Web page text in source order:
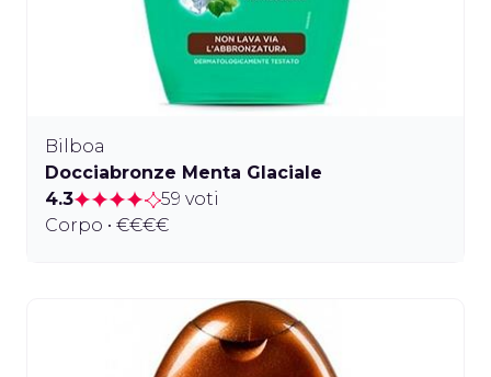
Bilboa
Docciabronze Menta Glaciale
4.3
59 voti
Corpo • €€€€